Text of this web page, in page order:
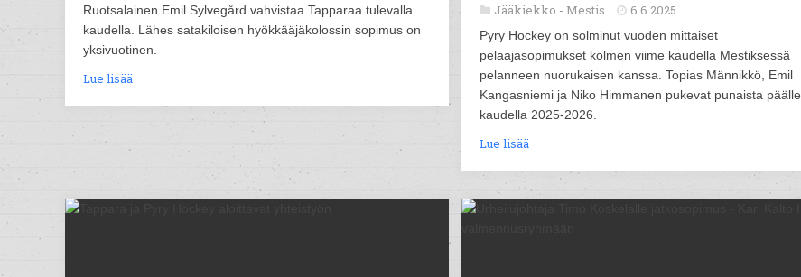
Ruotsalainen Emil Sylvegård vahvistaa Tapparaa tulevalla
kaudella. Lähes satakiloisen hyökkääjäkolossin sopimus on
yksivuotinen.
Lue lisää
Jääkiekko - Mestis 6.6.2025
Pyry Hockey on solminut vuoden mittaiset
pelaajasopimukset kolmen viime kaudella Mestiksessä
pelanneen nuorukaisen kanssa. Topias Männikkö, Emil
Kangasniemi ja Niko Himmanen pukevat punaista päälle
kaudella 2025-2026.
Lue lisää